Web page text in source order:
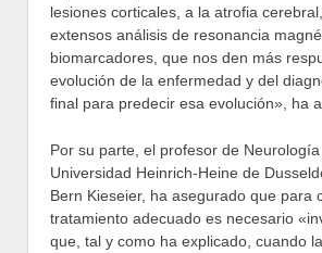
lesiones corticales, a la atrofia
extensos análisis de resonancia
biomarcadores, que nos den más
evolución de la enfermedad y del
final para predecir esa evolución», ha
Por su parte, el profesor de
Universidad Heinrich-Heine de
Bern Kieseier, ha asegurado que para
tratamiento adecuado es necesario
que, tal y como ha explicado, cuando